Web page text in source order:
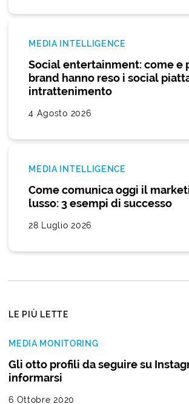
MEDIA INTELLIGENCE
Social entertainment: come e
brand hanno reso i social
intrattenimento
4 Agosto 2026
MEDIA INTELLIGENCE
Come comunica oggi il
lusso: 3 esempi di successo
28 Luglio 2026
LE PIÙ LETTE
MEDIA MONITORING
Gli otto profili da seguire su
informarsi
6 Ottobre 2020